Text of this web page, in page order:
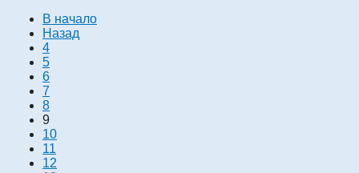
В начало
Назад
4
5
6
7
8
9
10
11
12